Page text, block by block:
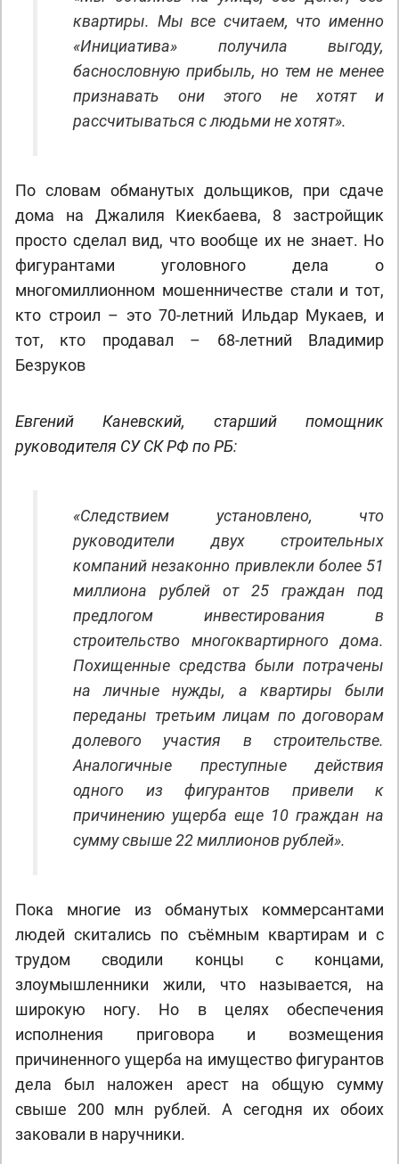
квартиры. Мы все считаем, что именно
«Инициатива» получила выгоду,
баснословную прибыль, но тем не менее
признавать они этого не хотят и
рассчитываться с людьми не хотят».
По словам обманутых дольщиков, при сдаче
дома на Джалиля Киекбаева, 8 застройщик
просто сделал вид, что вообще их не знает. Но
фигурантами уголовного дела о
многомиллионном мошенничестве стали и тот,
кто строил – это 70-летний Ильдар Мукаев, и
тот, кто продавал – 68-летний Владимир
Безруков
Евгений Каневский, старший помощник
руководителя СУ СК РФ по РБ:
«Следствием установлено, что
руководители двух строительных
компаний незаконно привлекли более 51
миллиона рублей от 25 граждан под
предлогом инвестирования в
строительство многоквартирного дома.
Похищенные средства были потрачены
на личные нужды, а квартиры были
переданы третьим лицам по договорам
долевого участия в строительстве.
Аналогичные преступные действия
одного из фигурантов привели к
причинению ущерба еще 10 граждан на
сумму свыше 22 миллионов рублей».
Пока многие из обманутых коммерсантами
людей скитались по съёмным квартирам и с
трудом сводили концы с концами,
злоумышленники жили, что называется, на
широкую ногу. Но в целях обеспечения
исполнения приговора и возмещения
причиненного ущерба на имущество фигурантов
дела был наложен арест на общую сумму
свыше 200 млн рублей. А сегодня их обоих
заковали в наручники.